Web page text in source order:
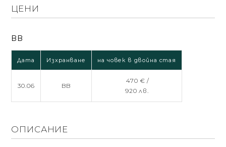
ЦЕНИ
BB
Дата Изхранване на човек в двойна стая
30.06 BB
470 € /
920 лв.
ОПИСАНИЕ